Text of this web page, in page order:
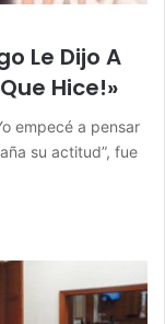
Le Dijo A
Hice!»
empecé a pensar
su actitud”, fue